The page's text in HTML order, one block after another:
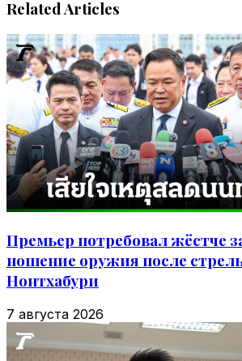
Related Articles
Премьер потребовал жёстче
ношение оружия после
Нонтхабури
7 августа 2026